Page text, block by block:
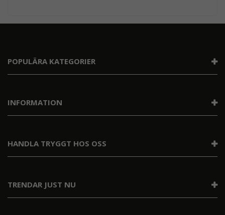
POPULÄRA KATEGORIER
INFORMATION
TRENDAR JUST NU
HANDLA TRYGGT HOS OSS